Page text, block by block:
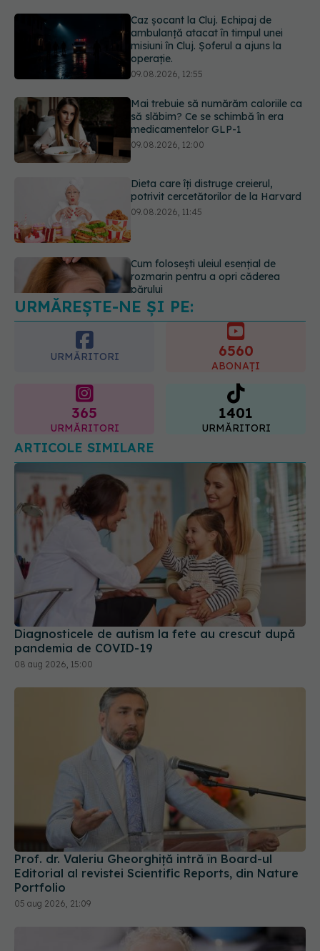
Mai trebuie să numărăm caloriile ca
să slăbim? Ce se schimbă în era
medicamentelor GLP-1
09.08.2026, 12:00
Dieta care îți distruge creierul,
potrivit cercetătorilor de la Harvard
09.08.2026, 11:45
Cum folosești uleiul esențial de
rozmarin pentru a opri căderea
părului
Ce este testul TORCH și cine trebuie
să-l facă. Ce înseamnă un rezultat
pozitiv
09.08.2026, 13:00
URMĂREȘTE-NE ȘI PE:
URMĂRITORI
365 1401
ARTICOLE SIMILARE
Diagnosticele de autism la fete au crescut după
pandemia de COVID-19
08 aug 2026, 15:00
Prof. dr. Valeriu Gheorghiță intră în Board-ul
Editorial al revistei Scientific Reports, din Nature
Portfolio
05 aug 2026, 21:09